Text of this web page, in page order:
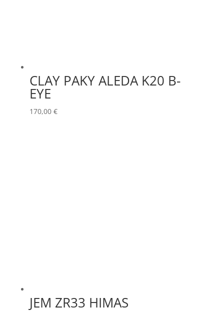
CLAY PAKY ALEDA K20 B-
EYE
170,00 €
JEM ZR33 HIMAS